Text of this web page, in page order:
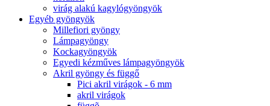
virág alakú kagylógyöngyök
Egyéb gyöngyök
Millefiori gyöngy
Lámpagyöngy
Kockagyöngyök
Egyedi kézműves lámpagyöngyök
Akril gyöngy és függő
Pici akril virágok - 6 mm
akril virágok